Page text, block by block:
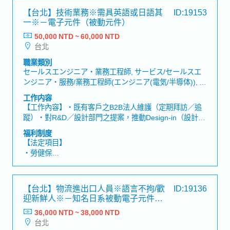
【魅力】・可接觸AI伺服器／資料中心、基礎建設、自動
化／驅動市場等成長領域。・可活用FAE技術知識，擔任
業務、代理商與公司內部部門之間的橋樑。・依成果與貢
獻度，提供升遷與調薪機會。・有外部研修制度，可提升
語言及業務知識。
陪產假、產假、育嬰假）
・退休金
【企業福利制度】
・獎金：夏冬季及春節，視業績變動（去年實績4個月）
・餐費津貼
・交通津貼
・健康檢查
・員工團保：包含社員及其配偶、子女
・員工旅遊：國內外旅行
【台北】技術業務※需具英語或日語其
一※－電子元件（被動元件）
ID:19153
50,000 NTD ~ 60,000 NTD
台北
職業類別
セールスエンジニア・業務工程師, サービス/セールスエ
ンジニア・服務/業務工程師(エンジニア(電気/半導体)), サ
ービス/セールスエンジニア・服務/業務工程師(エンジニ
ア(機械)), 商品/生産技術開発・商品/生產技術開發, 営業
(法人)・業務(法人)
工作内容
【工作內容】・既有客戶之B2B法人維護（定期拜訪／追
蹤）・對R&D／設計部門之提案，推動Design-in（設計導
入）・報價／提案書製作，KPI管理（商談數／成交率／平
均單價）・CRM更新，內外部協調（英／日）／運用
Excel（VLOOKUP／樞紐分析）【公司簡介】・具日系背
景、於亞洲多地設點之電子元件集團・台灣據點負責銷售
與技術支援功能【組織結構】・銷售／技術／管理 三大部
門【公司魅力】・OJT實務培訓、與日台／海外工廠之跨
國合作・海外出差（約每2個月1次），外勤比例高、貼近
客戶
福利制度
【法定項目】
・勞健保
・各種休假（特別休假、婚假、喪假、生理假、產檢假、
陪產假、產假、育嬰假）
・退休金
【公司福利】
・一年兩次獎金（過往實績：2～4個月）視業績而定
【台北】物流進出口人員※語言不拘/歡
迎新鮮人※－知名日系被動電子元件製
造商
ID:19136
36,000 NTD ~ 38,000 NTD
台北